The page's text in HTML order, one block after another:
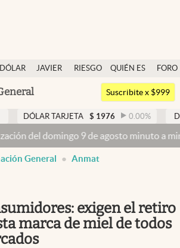
DÓLAR
JAVIER
RIESGO
QUIÉN ES
QUIÉN
FORO
Argentina
México
Suscribite x $999
$ 1976 0.00% DÓLAR MEP $
9 de agosto minuto a minutoDólar
General Anmat
exigen el retiro
marca de miel de todos